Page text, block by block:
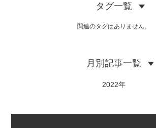
タグ一覧
関連のタグはありません。
月別記事一覧
2022